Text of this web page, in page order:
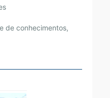
de conhecimentos,